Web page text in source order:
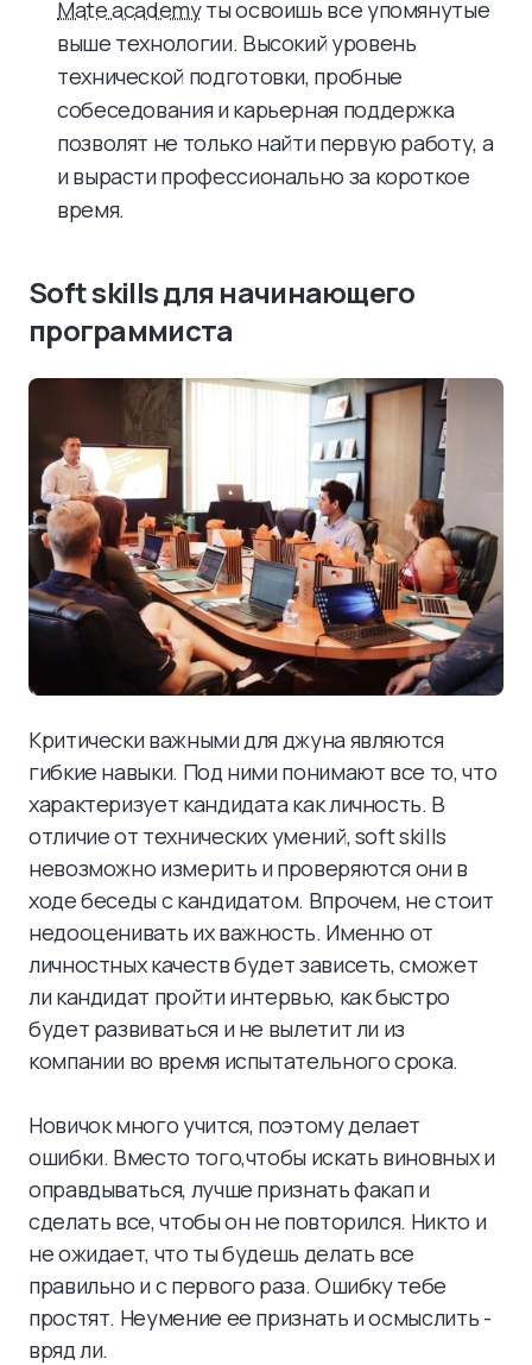
Mate academyты освоишь все упомянутые
выше технологии. Высокий уровень
технической подготовки, пробные
собеседования и карьерная поддержка
позволят не только найти первую работу, а
и вырасти профессионально за короткое
время.
Soft skills для начинающего
программиста
Критически важными для джуна являются
гибкие навыки. Под ними понимают все то, что
характеризует кандидата как личность. В
отличие от технических умений, soft skills
невозможно измерить и проверяются они в
ходе беседы с кандидатом. Впрочем, не стоит
недооценивать их важность. Именно от
личностных качеств будет зависеть, сможет
ли кандидат пройти интервью, как быстро
будет развиваться и не вылетит ли из
компании во время испытательного срока.
Новичок много учится, поэтому делает
ошибки. Вместо того,чтобы искать виновных и
оправдываться, лучше признать факап и
сделать все, чтобы он не повторился. Никто и
не ожидает, что ты будешь делать все
правильно и с первого раза. Ошибку тебе
простят. Неумение ее признать и осмыслить -
вряд ли.